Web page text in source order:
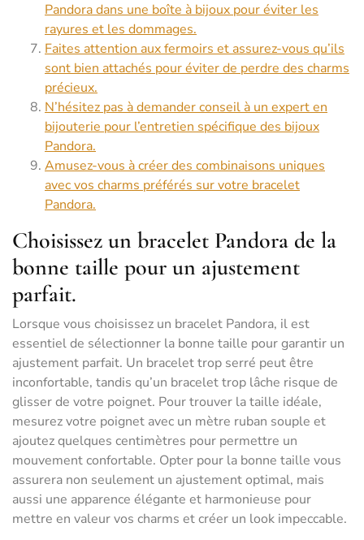
Pandora dans une boîte à bijoux pour éviter les
rayures et les dommages.
Faites attention aux fermoirs et assurez-vous qu’ils
sont bien attachés pour éviter de perdre des charms
précieux.
N’hésitez pas à demander conseil à un expert en
bijouterie pour l’entretien spécifique des bijoux
Pandora.
Amusez-vous à créer des combinaisons uniques
avec vos charms préférés sur votre bracelet
Pandora.
Choisissez un bracelet Pandora de la
bonne taille pour un ajustement
parfait.
Lorsque vous choisissez un bracelet Pandora, il est
essentiel de sélectionner la bonne taille pour garantir un
ajustement parfait. Un bracelet trop serré peut être
inconfortable, tandis qu’un bracelet trop lâche risque de
glisser de votre poignet. Pour trouver la taille idéale,
mesurez votre poignet avec un mètre ruban souple et
ajoutez quelques centimètres pour permettre un
mouvement confortable. Opter pour la bonne taille vous
assurera non seulement un ajustement optimal, mais
aussi une apparence élégante et harmonieuse pour
mettre en valeur vos charms et créer un look impeccable.